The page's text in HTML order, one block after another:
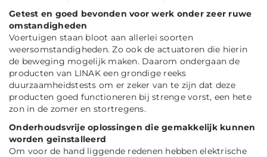
Getest en goed bevonden voor werk onder zeer ruwe
omstandigheden
Voertuigen staan bloot aan allerlei soorten
weersomstandigheden. Zo ook de actuatoren die hierin
de beweging mogelijk maken. Daarom ondergaan de
producten van LINAK een grondige reeks
duurzaamheidstests om er zeker van te zijn dat deze
producten goed functioneren bij strenge vorst, een hete
zon in de zomer en stortregens.
Onderhoudsvrije oplossingen die gemakkelijk kunnen
worden geïnstalleerd
Om voor de hand liggende redenen hebben elektrische